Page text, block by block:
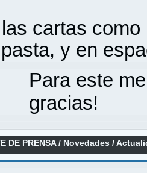
cartas
y en
Para este
gracias!
DE PRENSA/ Novedades /